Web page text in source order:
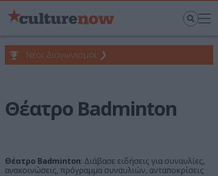
Νέοι Διαγωνισμοί ❯
Θέατρο Badminton
Θέατρο Badminton: Διάβασε ειδήσεις για συναυλίες,
ανακοινώσεις, πρόγραμμα συναυλιών, ανταποκρίσεις